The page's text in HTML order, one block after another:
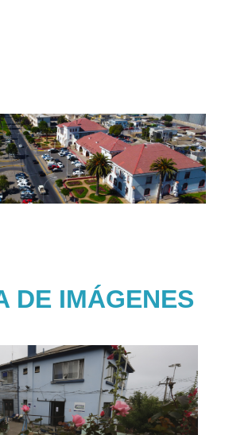
DE IMÁGENES